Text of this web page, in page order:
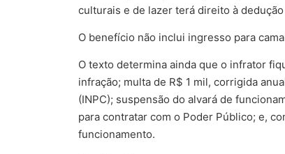
culturais e de lazer terá direito à
O benefício não inclui ingresso para
O texto determina ainda que o infrator
infração; multa de R$ 1 mil, corrigida
(INPC); suspensão do alvará de
para contratar com o Poder Público; e,
funcionamento.